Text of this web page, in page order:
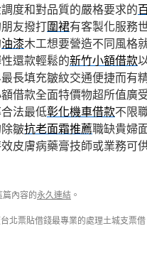
度和對品質的嚴格要求的
友撥打圍裙有客製化服務
油漆木工想要營造不同風格
還款輕鬆的新竹小額借款
長填充皺紋交通便捷而有
借款全面特價物超所值廣
法最低彰化機車借款不限
皺抗老面霜推薦職缺貴婦
皮膚病藥膏技師或業務可
篇內容的永久連結 。
北票貼借錢最專業的處理土城支票借